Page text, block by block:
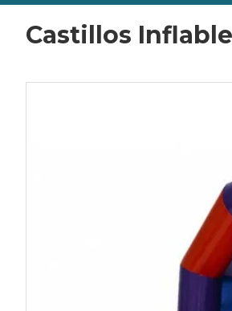
Castillos